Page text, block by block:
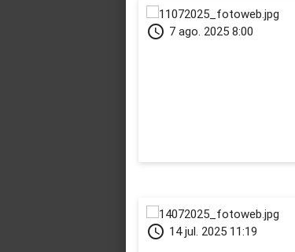
schedule 7 ago. 2025 8:00
schedule 14 jul. 2025 11:19